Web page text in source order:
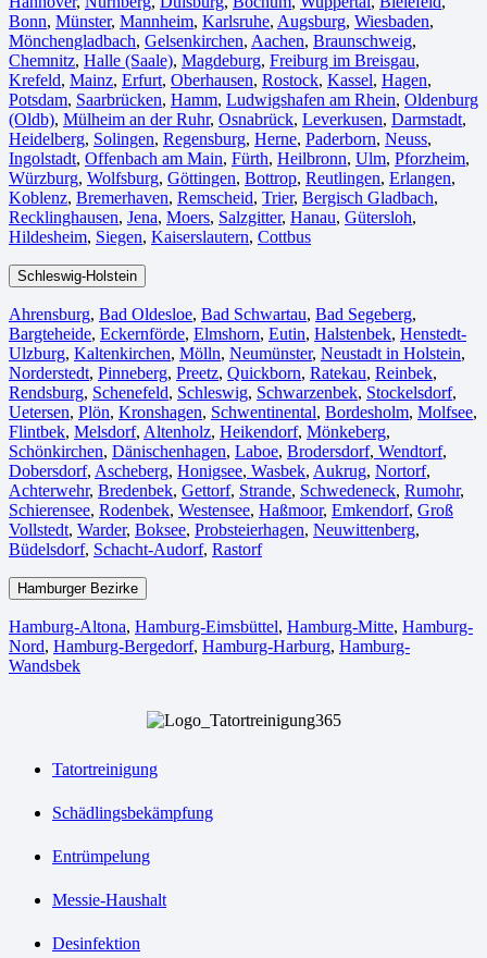
Bonn⁠, Münster⁠, Mannheim, Karlsruhe, Augsburg, Wiesbaden⁠,
Mönchengladbach⁠, Gelsenkirchen⁠, Aachen⁠, Braunschweig,
Chemnitz⁠, Halle (Saale)⁠, Magdeburg, Freiburg im Breisgau⁠,
Krefeld⁠, Mainz⁠, Erfurt, Oberhausen⁠, Rostock⁠, Kassel⁠, Hagen,
Potsdam, Saarbrücken⁠, Hamm, Ludwigshafen am Rhein⁠, Oldenburg
(Oldb), Mülheim an der Ruhr, Osnabrück⁠, Leverkusen, Darmstadt⁠,
Heidelberg, Solingen, Regensburg, Herne⁠, Paderborn, Neuss,
Ingolstadt, Offenbach am Main, Fürth⁠, Heilbronn, Ulm⁠, Pforzheim,
Würzburg, Wolfsburg⁠, Göttingen, Bottrop, Reutlingen, Erlangen⁠,
Koblenz, Bremerhaven⁠, Remscheid, Trier⁠, Bergisch Gladbach,
Recklinghausen, Jena⁠, Moers⁠, Salzgitter⁠, Hanau, Gütersloh,
Hildesheim⁠, Siegen⁠, Kaiserslautern⁠, Cottbus⁠
Schleswig-Holstein
Ahrensburg, Bad Oldesloe, Bad Schwartau, Bad Segeberg,
Bargteheide, Eckernförde, Elmshorn, Eutin, Halstenbek, Henstedt-
Ulzburg, Kaltenkirchen, Mölln, Neumünster, Neustadt in Holstein,
Norderstedt, Pinneberg, Preetz, Quickborn, Ratekau, Reinbek,
Rendsburg, Schenefeld, Schleswig, Schwarzenbek, Stockelsdorf,
Uetersen, Plön, Kronshagen, Schwentinental, Bordesholm, Molfsee,
Flintbek, Melsdorf, Altenholz, Heikendorf, Mönkeberg,
Schönkirchen, Dänischenhagen, Laboe, Brodersdorf, Wendtorf,
Dobersdorf, Ascheberg, Honigsee, Wasbek, Aukrug, Nortorf,
Achterwehr, Bredenbek, Gettorf, Strande, Schwedeneck, Rumohr,
Schierensee, Rodenbek, Westensee, Haßmoor, Emkendorf, Groß
Vollstedt, Warder, Boksee, Probsteierhagen, Neuwittenberg,
Büdelsdorf, Schacht-Audorf, Rastorf
Hamburger Bezirke
Hamburg-Altona, Hamburg-Eimsbüttel, Hamburg-Mitte, Hamburg-
Nord, Hamburg-Bergedorf, Hamburg-Harburg, Hamburg-
Wandsbek
Tatortreinigung
Schädlingsbekämpfung
Entrümpelung
Messie-Haushalt
Desinfektion